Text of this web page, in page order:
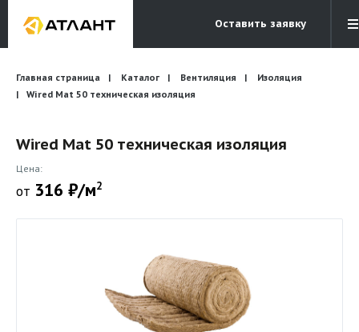
Оставить заявку
Электронная почта
info@atlantcompany.ru
Бесплатный звонок
8 (495) 532-45-07
Акции
Каталоги
Бланки запросов
Главная страница Каталог Вентиляция
Изоляция
Wired Mat 50 техническая изоляция
Wired Mat 50 техническая изоляция
Цена:
от 316 ₽/м2